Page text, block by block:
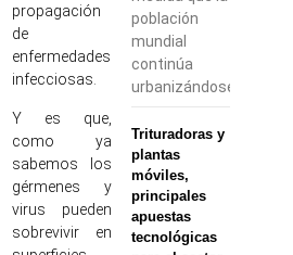
propagación
de
enfermedades
infecciosas.
Y es que,
como ya
sabemos los
gérmenes y
virus pueden
sobrevivir en
población
mundial
continúa
urbanizándose,
Trituradoras y
plantas
móviles,
principales
apuestas
tecnológicas